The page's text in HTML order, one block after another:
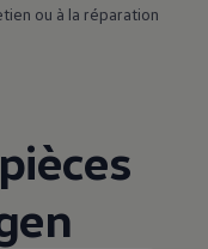
ou à la réparation